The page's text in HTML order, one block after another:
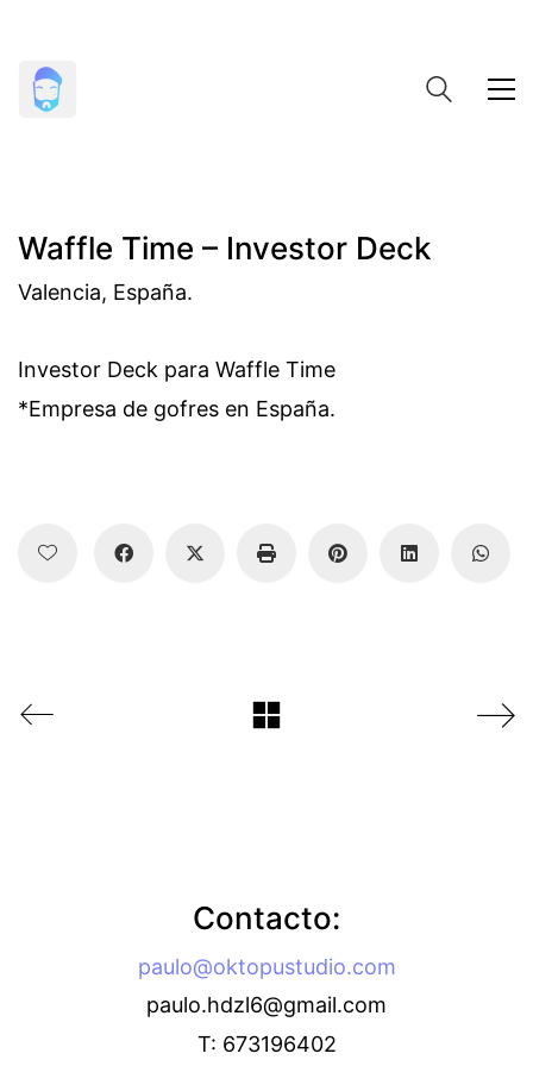
Waffle Time – Investor Deck
Valencia, España.
Investor Deck para Waffle Time
*Empresa de gofres en España.
Contacto:
paulo@oktopustudio.com
paulo.hdzl6@gmail.com
T: 673196402